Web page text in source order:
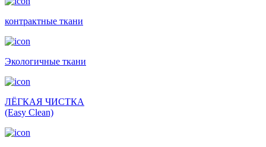
контракт­ные ткани
Экологич­ные ткани
ЛЁГКАЯ ЧИСТКА
(Easy Clean)